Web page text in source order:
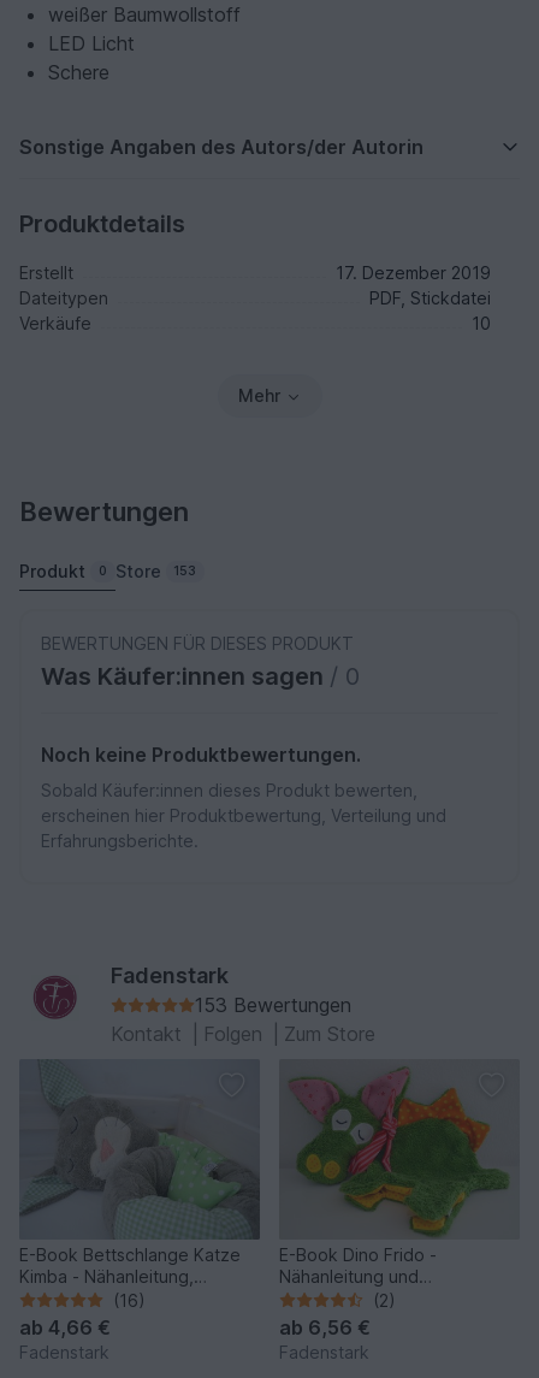
weißer Baumwollstoff
LED Licht
Schere
Sonstige Angaben des Autors/der Autorin
Produktdetails
Erstellt
17. Dezember 2019
Dateitypen
PDF, Stickdatei
Verkäufe
10
Mehr
Bewertungen
Produkt 0 Store 153
BEWERTUNGEN FÜR DIESES PRODUKT
Was Käufer:innen sagen / 0
Noch keine Produktbewertungen.
Sobald Käufer:innen dieses Produkt bewerten,
erscheinen hier Produktbewertung, Verteilung und
Erfahrungsberichte.
Fadenstark
153 Bewertungen
Kontakt
Folgen Zum Store
E-Book Bettschlange Katze
Kimba - Nähanleitung,
Schnittmuster mit
Maßangaben
(16)
ab 4,66 €
Fadenstark
E-Book Dino Frido -
Nähanleitung und
Schnittmuster in zwei Größen
(2)
ab 6,56 €
Fadenstark